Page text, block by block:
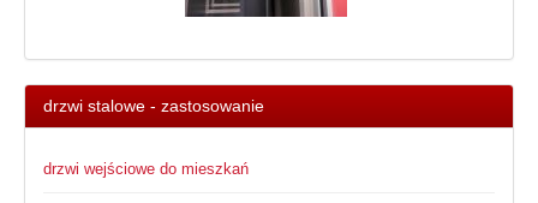
drzwi stalowe - zastosowanie
drzwi wejściowe do mieszkań